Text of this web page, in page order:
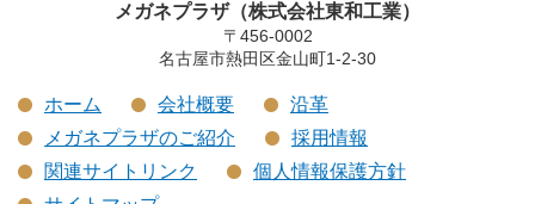
メガネプラザ（株式会社東和工業）
〒456-0002
名古屋市熱田区金山町1-2-30
ホーム 会社概要
沿革
メガネプラザのご紹介
採用情報
関連サイトリンク
個人情報保護方針